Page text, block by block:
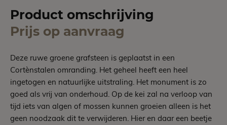
Product omschrijving
Prijs op aanvraag
Deze ruwe groene grafsteen is geplaatst in een
Cortènstalen omranding. Het geheel heeft een heel
ingetogen en natuurlijke uitstraling. Het monument is zo
goed als vrij van onderhoud. Op de kei zal na verloop van
tijd iets van algen of mossen kunnen groeien alleen is het
geen noodzaak dit te verwijderen. Hier en daar een beetje